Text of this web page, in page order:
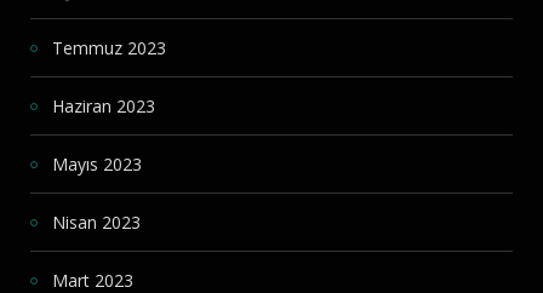
Temmuz 2023
Haziran 2023
Mayıs 2023
Nisan 2023
Mart 2023